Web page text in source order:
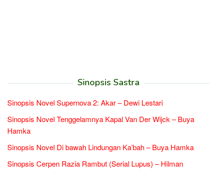
Sinopsis Sastra
Sinopsis Novel Supernova 2: Akar – Dewi Lestari
Sinopsis Novel Tenggelamnya Kapal Van Der Wijck – Buya
Hamka
Sinopsis Novel Di bawah Lindungan Ka’bah – Buya Hamka
Sinopsis Cerpen Razia Rambut (Serial Lupus) – Hilman